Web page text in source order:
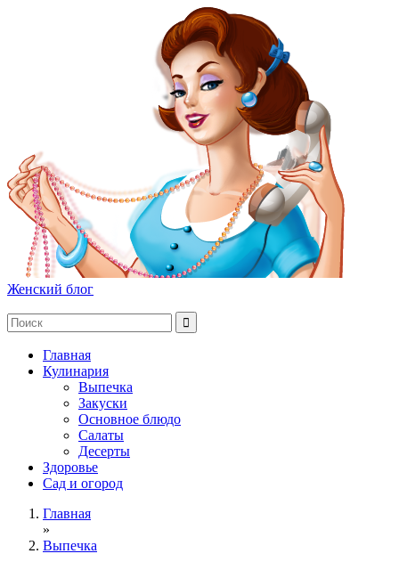
Женский блог
Главная
Кулинария
Выпечка
Закуски
Основное блюдо
Салаты
Десерты
Здоровье
Сад и огород
Главная
»
Выпечка